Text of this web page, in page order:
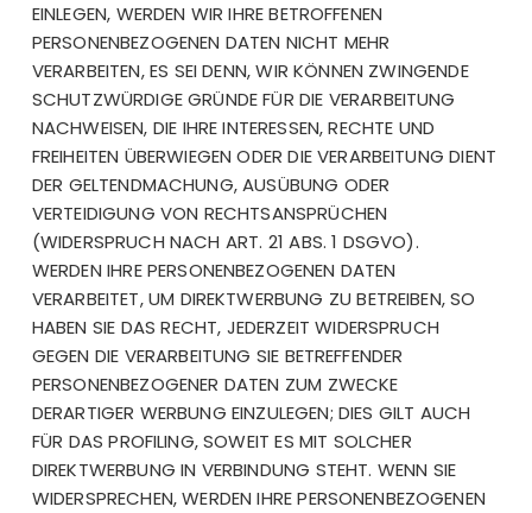
EINLEGEN, WERDEN WIR IHRE BETROFFENEN
PERSONENBEZOGENEN DATEN NICHT MEHR
VERARBEITEN, ES SEI DENN, WIR KÖNNEN ZWINGENDE
SCHUTZWÜRDIGE GRÜNDE FÜR DIE VERARBEITUNG
NACHWEISEN, DIE IHRE INTERESSEN, RECHTE UND
FREIHEITEN ÜBERWIEGEN ODER DIE VERARBEITUNG DIENT
DER GELTENDMACHUNG, AUSÜBUNG ODER
VERTEIDIGUNG VON RECHTSANSPRÜCHEN
(WIDERSPRUCH NACH ART. 21 ABS. 1 DSGVO).
WERDEN IHRE PERSONENBEZOGENEN DATEN
VERARBEITET, UM DIREKTWERBUNG ZU BETREIBEN, SO
HABEN SIE DAS RECHT, JEDERZEIT WIDERSPRUCH
GEGEN DIE VERARBEITUNG SIE BETREFFENDER
PERSONENBEZOGENER DATEN ZUM ZWECKE
DERARTIGER WERBUNG EINZULEGEN; DIES GILT AUCH
FÜR DAS PROFILING, SOWEIT ES MIT SOLCHER
DIREKTWERBUNG IN VERBINDUNG STEHT. WENN SIE
WIDERSPRECHEN, WERDEN IHRE PERSONENBEZOGENEN